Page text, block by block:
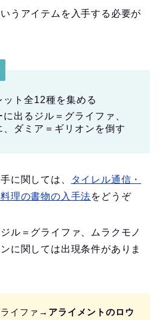
うアイテムを入手する必要が
ット全12種を集める
出るジル＝グライファ、
、ダミア＝ギリオンを倒す
に関しては、
タイレル通信・
理の書物の入手法をどうぞ
ル＝グライファ、ムラクモノ
に関しては出現条件がありま
イファ→ アライメントのロウ